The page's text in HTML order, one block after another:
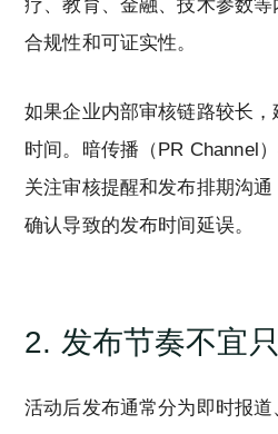
疗、教育、金融、技术参数
合规性和可证实性。
如果企业内部审核链路较长
时间。暗传播（PR Channel
关注审核提醒和发布排期沟
确认导致的发布时间延误。
2. 发布节奏不宜
活动后发布通常分为即时报